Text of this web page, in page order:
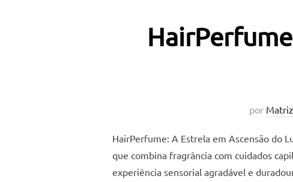
por
HairPerfume: A Estrela em Ascensão do
que combina fragrância com cuidados
experiência sensorial agradável e